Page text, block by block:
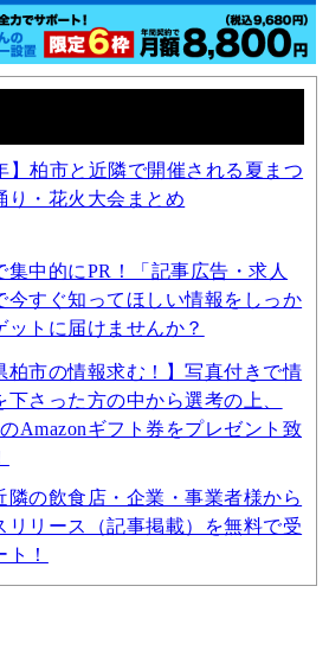
】柏市と近隣で開催される夏まつ
り・花火大会まとめ
集中的にPR！「記事広告・求人
今すぐ知ってほしい情報をしっか
ットに届けませんか？
柏市の情報求む！】写真付きで情
下さった方の中から選考の上、
Amazonギフト券をプレゼント致
隣の飲食店・企業・事業者様から
リリース（記事掲載）を無料で受
！